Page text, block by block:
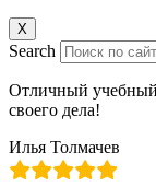
X
Search
Отличный
своего дела!
​Илья Толмачев